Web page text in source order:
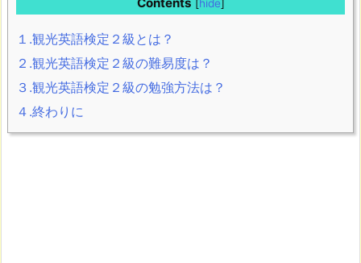
Contents [hide]
１.観光英語検定２級とは？
２.観光英語検定２級の難易度は？
３.観光英語検定２級の勉強方法は？
４.終わりに